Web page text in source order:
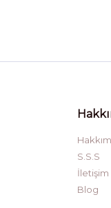
S.S.S
İletişim
Blog